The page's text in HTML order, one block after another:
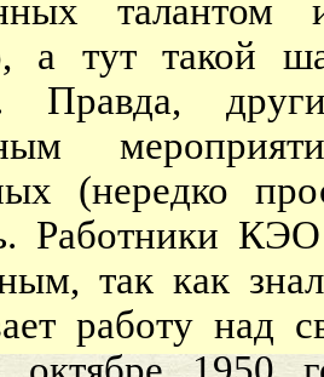
а тут такой
Правда,
(нередко
Работники
так как
работу над